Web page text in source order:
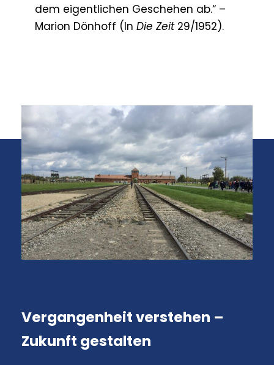
dem eigentlichen Geschehen ab.“ –
Marion Dönhoff (InDie Zeit29/1952).
Vergangenheit verstehen –
Zukunft gestalten